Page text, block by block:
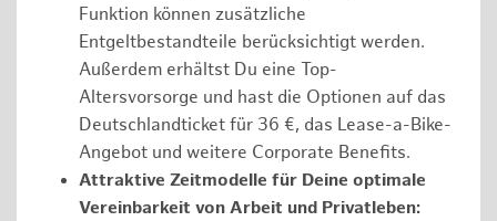
Funktion können zusätzliche
Entgeltbestandteile berücksichtigt werden.
Außerdem erhältst Du eine Top-
Altersvorsorge und hast die Optionen auf das
Deutschlandticket für 36 €, das Lease-a-Bike-
Angebot und weitere Corporate Benefits.
Attraktive Zeitmodelle für Deine optimale
Vereinbarkeit von Arbeit und Privatleben: